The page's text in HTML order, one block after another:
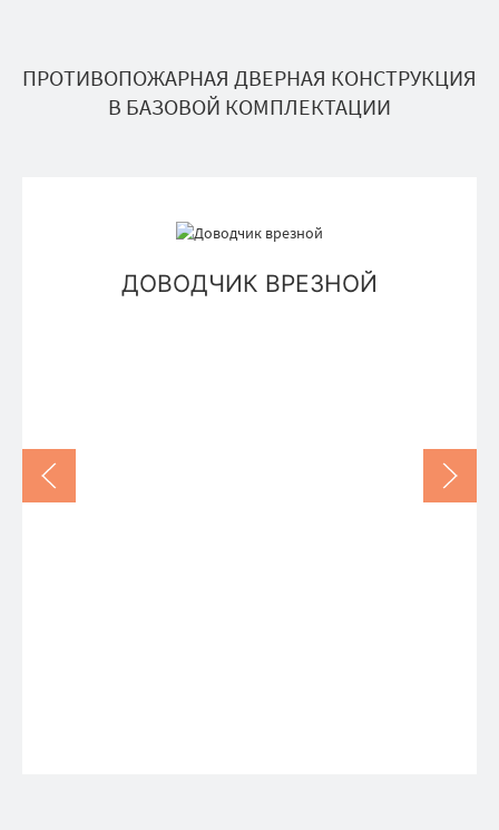
ПРОТИВОПОЖАРНАЯ ДВЕРНАЯ КОНСТРУКЦИЯ
В БАЗОВОЙ КОМПЛЕКТАЦИИ
ДОВОДЧИК ВРЕЗНОЙ